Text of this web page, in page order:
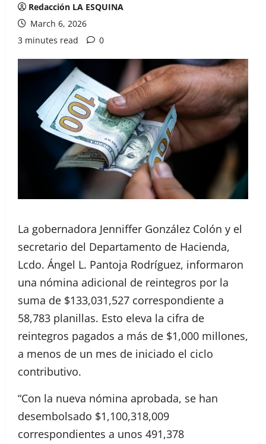
Redacción LA ESQUINA
March 6, 2026
3 minutes read
0
La gobernadora Jenniffer González Colón y el
secretario del Departamento de Hacienda,
Lcdo. Ángel L. Pantoja Rodríguez, informaron
una nómina adicional de reintegros por la
suma de $133,031,527 correspondiente a
58,783 planillas. Esto eleva la cifra de
reintegros pagados a más de $1,000 millones,
a menos de un mes de iniciado el ciclo
contributivo.
“Con la nueva nómina aprobada, se han
desembolsado $1,100,318,009
correspondientes a unos 491,378